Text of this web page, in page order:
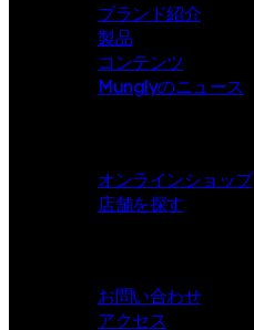
ブランド紹介
製品
コンテンツ
Munglyのニュース
オンラインショップ
店舗を探す
お問い合わせ
アクセス